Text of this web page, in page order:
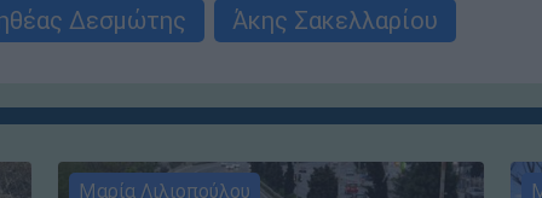
Δεσμώτης Άκης Σακελλαρίου
Μαρία Λιλιοπούλου